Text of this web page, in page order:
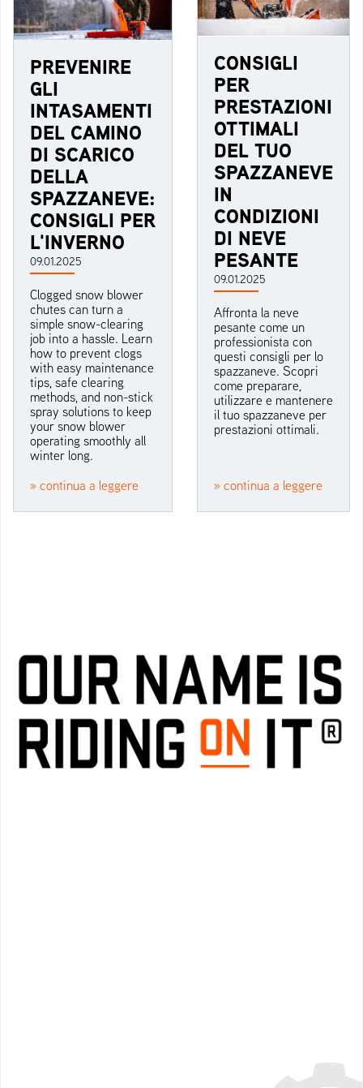
PREVENIRE
GLI
INTASAMENTI
DEL CAMINO
DI SCARICO
DELLA
SPAZZANEVE:
CONSIGLI PER
L'INVERNO
09.01.2025
Clogged snow blower
chutes can turn a
simple snow-clearing
job into a hassle. Learn
how to prevent clogs
with easy maintenance
tips, safe clearing
methods, and non-stick
spray solutions to keep
your snow blower
operating smoothly all
winter long.
» continua a leggere
CONSIGLI
PER
PRESTAZIONI
OTTIMALI
DEL TUO
SPAZZANEVE
IN
CONDIZIONI
DI NEVE
PESANTE
09.01.2025
Affronta la neve
pesante come un
professionista con
questi consigli per lo
spazzaneve. Scopri
come preparare,
utilizzare e mantenere
il tuo spazzaneve per
prestazioni ottimali.
» continua a leggere